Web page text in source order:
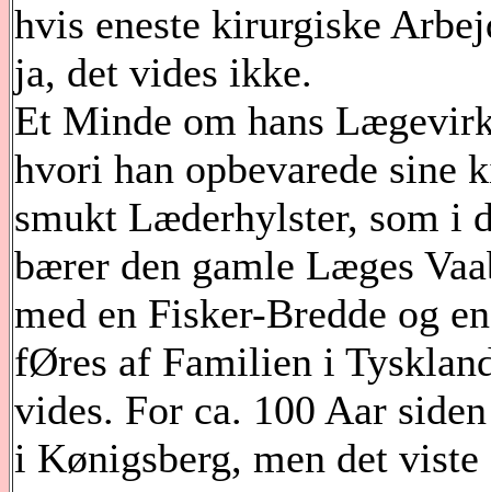
hvis eneste kirurgiske
ja, det vides ikke.
Et Minde om hans
hvori han opbevarede sine
smukt Læderhylster, som i
bærer den gamle Læges
med en Fisker-Bredde og
fØres af Familien i
vides. For ca. 100 Aar
i Kønigsberg, men det